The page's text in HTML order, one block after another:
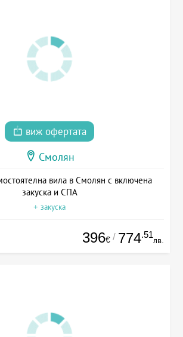
виж офертата
Смолян
вила в Смолян с включена
закуска и СПА
+ закуска
396€ / 774.51
лв.